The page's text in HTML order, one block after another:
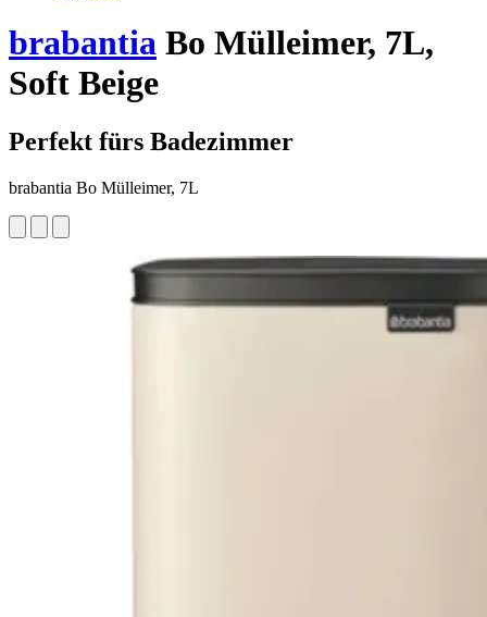
brabantia Bo Mülleimer, 7L,
Soft Beige
Perfekt fürs Badezimmer
brabantia Bo Mülleimer, 7L